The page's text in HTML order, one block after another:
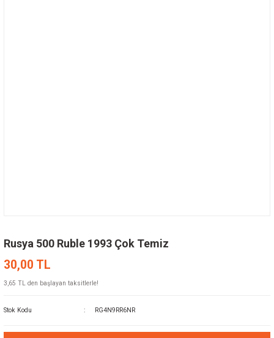
Rusya 500 Ruble 1993 Çok Temiz
30,00 TL
3,65 TL den başlayan taksitlerle!
Stok Kodu RG4N9RR6NR